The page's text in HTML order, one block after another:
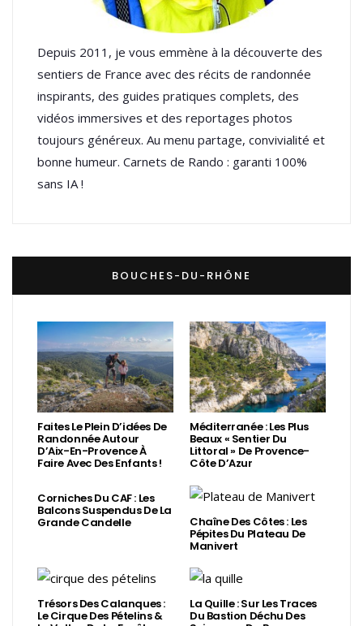
Depuis 2011, je vous emmène à la découverte des
sentiers de France avec des récits de randonnée
inspirants, des guides pratiques complets, des
vidéos immersives et des reportages photos
toujours généreux. Au menu partage, convivialité et
bonne humeur. Carnets de Rando : garanti 100%
sans IA !
BOUCHES-DU-RHÔNE
Faites Le Plein D’idées De
Randonnée Autour
D’Aix-En-Provence À
Faire Avec Des Enfants !
Méditerranée : Les Plus
Beaux « Sentier Du
Littoral » De Provence-
Côte D’Azur
Corniches Du CAF : Les
Balcons Suspendus De La
Grande Candelle Chaîne Des Côtes : Les
Pépites Du Plateau De
Manivert
Trésors Des Calanques :
Le Cirque Des Pételins &
La Quille : Sur Les Traces
Du Bastion Déchu Des